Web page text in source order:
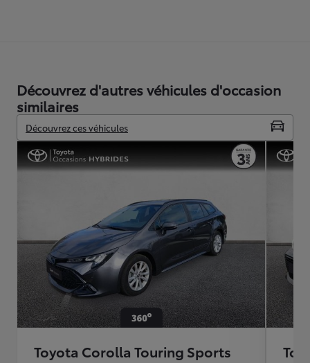
Découvrez d'autres véhicules d'occasion
similaires
Découvrez ces véhicules
Toyota Corolla Touring Sports